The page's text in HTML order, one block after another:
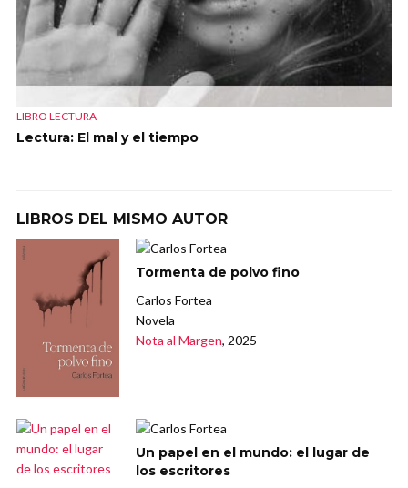
LIBRO LECTURA
Lectura: El mal y el tiempo
LIBROS DEL MISMO AUTOR
Tormenta de polvo fino
Carlos Fortea
Novela
Nota al Margen, 2025
Un papel en el mundo: el lugar de
los escritores